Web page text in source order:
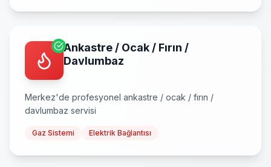
Ankastre / Ocak / Fırın /
Davlumbaz
Merkez'de profesyonel ankastre / ocak / fırın /
davlumbaz servisi
Gaz Sistemi Elektrik Bağlantısı